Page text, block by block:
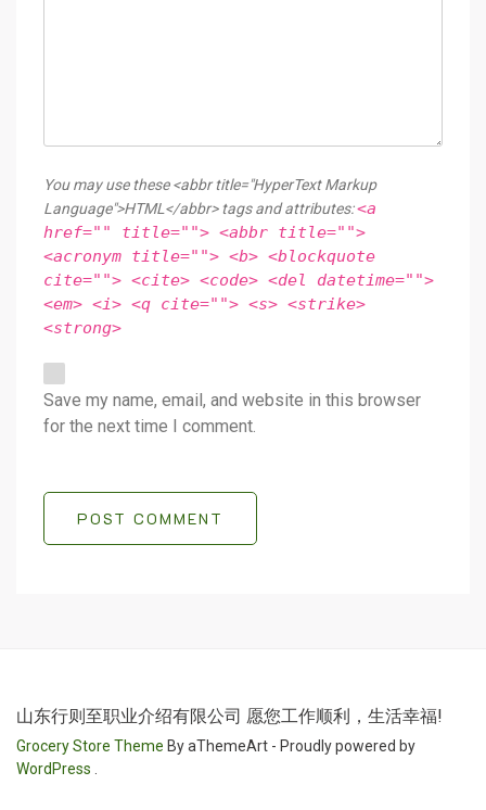
You may use these <abbr title="HyperText Markup
Language">HTML</abbr> tags and attributes:<a
href="" title=""> <abbr title="">
<acronym title=""> <b> <blockquote
cite=""> <cite> <code> <del datetime="">
<em> <i> <q cite=""> <s> <strike>
<strong>
Save my name, email, and website in this browser
for the next time I comment.
POST COMMENT
山东行则至职业介绍有限公司 愿您工作顺利，生活幸福!
Grocery Store Theme By aThemeArt - Proudly powered by
WordPress